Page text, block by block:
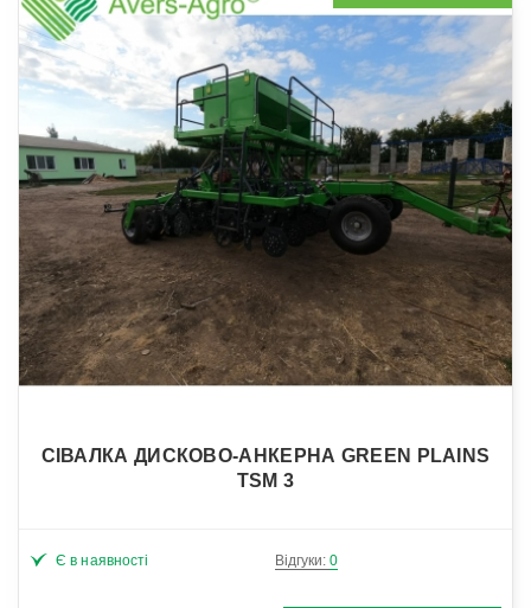
СІВАЛКА ДИСКОВО-АНКЕРНА GREEN PLAINS
TSM 3
Є в наявності Відгуки: 0